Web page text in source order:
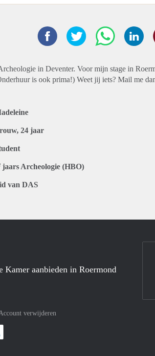
in Deventer. Voor mijn stage in
is ook prima!) Weet jij iets? Mail me
24 jaar
jaars Archeologie (HBO)
van DAS
Kamer aanbieden in Roermond
verwijderen
Mastercard
af met Meastro